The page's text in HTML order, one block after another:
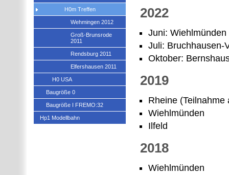
2022
Juni: Wiehlmünden
Juli: Bruchhausen-
Oktober:
2019
Rheine (Teilnahme
Wiehlmünden
Ilfeld
2018
Wiehlmünden
H0m Treffen
Wehmingen 2012
Groß-Brunsrode
2011
Rendsburg 2011
Elfershausen 2011
H0 USA
Baugröße 0
Baugröße I FREMO:32
Hp1 Modellbahn